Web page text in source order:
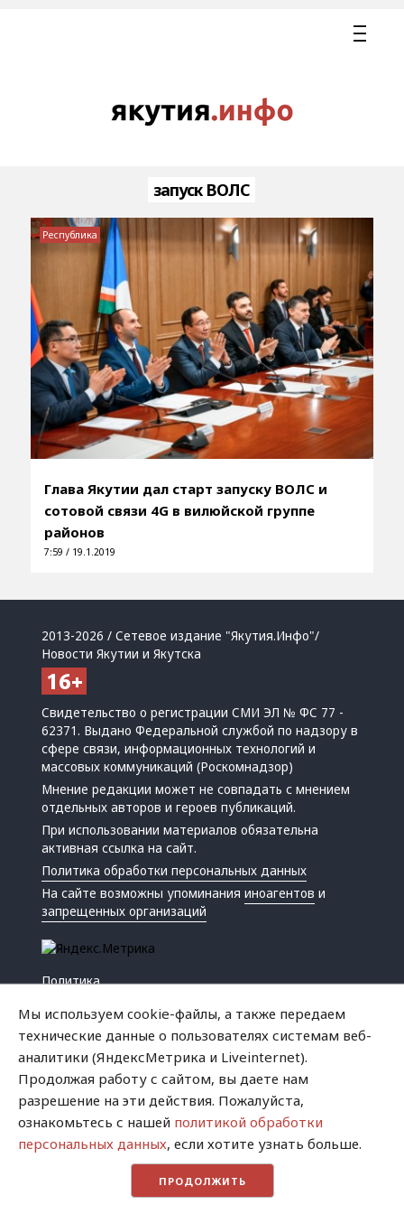
запуск ВОЛС
Глава Якутии дал старт запуску ВОЛС и
сотовой связи 4G в вилюйской группе
районов
7:59 / 19.1.2019
Республика
2013-2026 / Сетевое издание "Якутия.Инфо"/
Новости Якутии и Якутска
Свидетельство о регистрации СМИ ЭЛ № ФС 77 -
62371. Выдано Федеральной службой по надзору в
сфере связи, информационных технологий и
массовых коммуникаций (Роскомнадзор)
Мнение редакции может не совпадать с мнением
отдельных авторов и героев публикаций.
При использовании материалов обязательна
активная ссылка на сайт.
Политика обработки персональных данных
На сайте возможны упоминанияиноагентов и
запрещенных организаций
Политика
Успех
Хватит это терпеть
Мы используем cookie-файлы, а также передаем
технические данные о пользователях системам веб-
аналитики (ЯндексМетрика и Liveinternet).
Продолжая работу с сайтом, вы даете нам
разрешение на эти действия. Пожалуйста,
ознакомьтесь с нашей политикой обработки
персональных данных, если хотите узнать больше.
ПРОДОЛЖИТЬ